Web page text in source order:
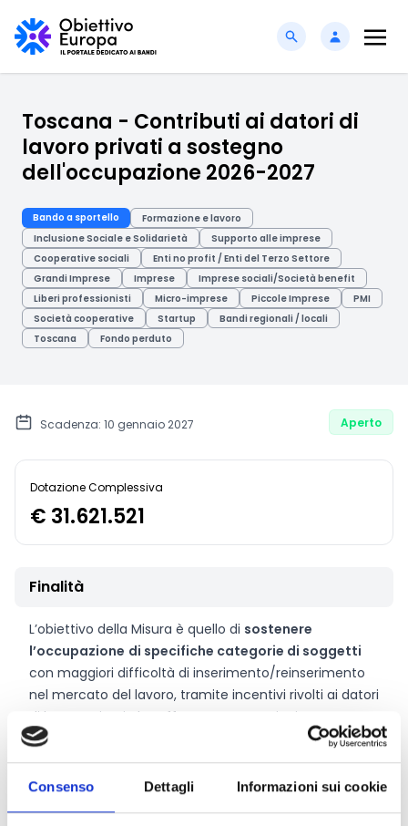
Consenso Dettagli Informazioni sui cookie
Toscana - Contributi ai datori di
lavoro privati a sostegno
dell'occupazione 2026-2027
Bando a sportello
Formazione e lavoro
Inclusione Sociale e Solidarietà
Supporto alle imprese
Cooperative sociali
Enti no profit / Enti del Terzo Settore
Grandi Imprese
Imprese
Imprese sociali/Società benefit
Liberi professionisti
Micro-imprese Piccole Imprese
PMI
Società cooperative
Startup
Bandi regionali / locali
Toscana
Fondo perduto
Scadenza: 10 gennaio 2027 Aperto
Dotazione Complessiva
€ 31.621.521
Finalità
L’obiettivo della Misura è quello di sostenere
l’occupazione di specifiche categorie di soggetti
con maggiori difficoltà di inserimento/reinserimento
nel mercato del lavoro, tramite incentivi rivolti ai datori
di lavoro privati che effettuano assunzioni.
CONDIVIDI